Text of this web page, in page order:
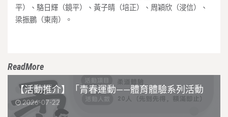
平）、駱日輝（鏡平）、黃子晴（培正）、周穎欣（浸信）、
梁振鵬（東南）。
ReadMore
【活動推介】「青春運動——體育體驗系列活動
2026-07-22